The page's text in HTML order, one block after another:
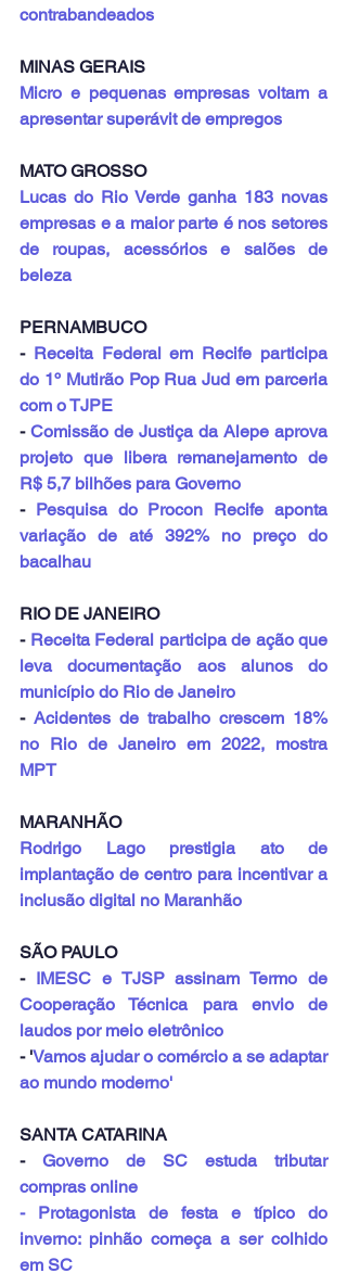
contrabandeados
MINAS GERAIS
Micro e pequenas empresas voltam a
apresentar superávit de empregos
MATO GROSSO
Lucas do Rio Verde ganha 183 novas
empresas e a maior parte é nos setores
de roupas, acessórios e salões de
beleza
PERNAMBUCO
- Receita Federal em Recife participa
do 1º Mutirão Pop Rua Jud em parceria
com o TJPE
- Comissão de Justiça da Alepe aprova
projeto que libera remanejamento de
R$ 5,7 bilhões para Governo
- Pesquisa do Procon Recife aponta
variação de até 392% no preço do
bacalhau
RIO DE JANEIRO
- Receita Federal participa de ação que
leva documentação aos alunos do
município do Rio de Janeiro
- Acidentes de trabalho crescem 18%
no Rio de Janeiro em 2022, mostra
MPT
MARANHÃO
Rodrigo Lago prestigia ato de
implantação de centro para incentivar a
inclusão digital no Maranhão
SÃO PAULO
- IMESC e TJSP assinam Termo de
Cooperação Técnica para envio de
laudos por meio eletrônico
- 'Vamos ajudar o comércio a se adaptar
ao mundo moderno'
SANTA CATARINA
- Governo de SC estuda tributar
compras online
- Protagonista de festa e típico do
inverno: pinhão começa a ser colhido
em SC